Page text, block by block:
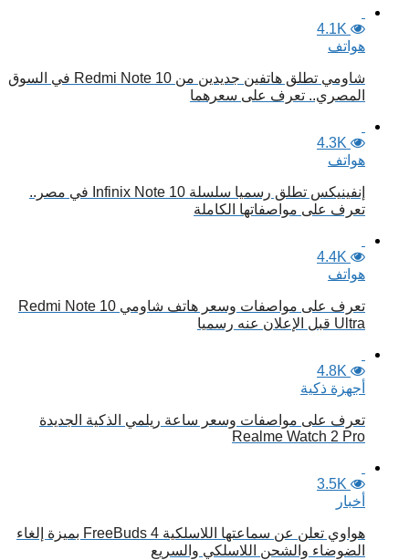
4.1K
هواتف
شاومي تطلق هاتفين جديدين من Redmi Note 10 في السوق
المصري.. تعرف على سعرهما
4.3K
هواتف
إنفينيكس تطلق رسميا سلسلة Infinix Note 10 في مصر..
تعرف على مواصفاتها الكاملة
4.4K
هواتف
تعرف على مواصفات وسعر هاتف شاومي Redmi Note 10
Ultra قبل الإعلان عنه رسميا
4.8K
أجهزة ذكية
تعرف على مواصفات وسعر ساعة ريلمي الذكية الجديدة
Realme Watch 2 Pro
3.5K
أخبار
هواوي تعلن عن سماعتها اللاسلكية FreeBuds 4 بميزة إلغاء
الضوضاء والشحن اللاسلكي والسريع